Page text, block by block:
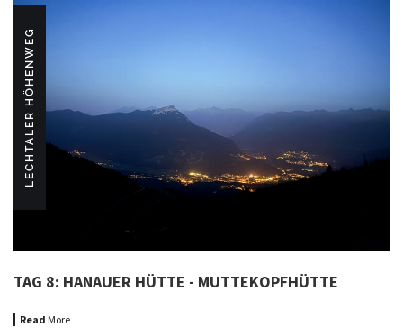
LECHTALER HÖHENWEG
TAG 8: HANAUER HÜTTE - MUTTEKOPFHÜTTE
Read More